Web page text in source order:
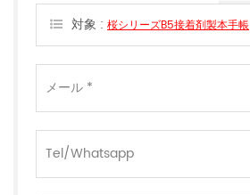
対象 : 桜シリーズB5接着剤製本手帳